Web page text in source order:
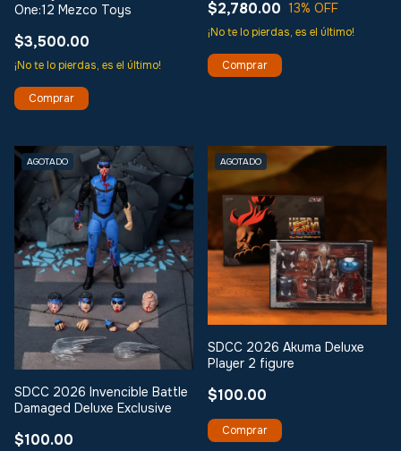
One:12 Mezco Toys
$3,500.00
¡No te lo pierdas, es el último!
$2,780.00 13% OFF
¡No te lo pierdas, es el último!
AGOTADO
SDCC 2026 Invencible Battle
Damaged Deluxe Exclusive
$100.00
AGOTADO
SDCC 2026 Akuma Deluxe
Player 2 figure
$100.00